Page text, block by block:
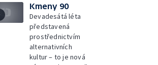
Kmeny 90
Devadesátá léta
představená
prostřednictvím
alternativních
kultur – to je nová